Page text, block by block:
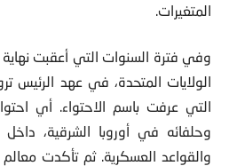
المتغيرات.
وفي فترة السنوات التي أعقبت نهاية
الولايات المتحدة، في عهد الرئيس
التي عرفت باسم الاحتواء. أي
وحلفائه في أوروبا الشرقية،
والقواعد العسكرية. ثم تأكدت